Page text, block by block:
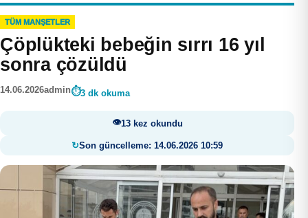
TÜM MANŞETLER
Çöplükteki bebeğin sırrı 16 yıl
sonra çözüldü
14.06.2026admin 3 dk okuma
13 kez okundu
Son güncelleme: 14.06.2026 10:59